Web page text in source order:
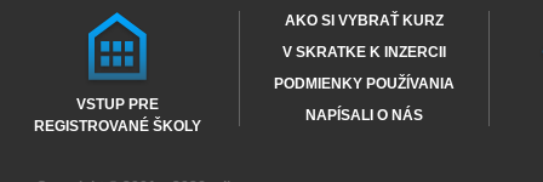
VSTUP PRE
REGISTROVANÉ ŠKOLY
AKO SI VYBRAŤ KURZ
V SKRATKE K INZERCII
PODMIENKY POUŽÍVANIA
NAPÍSALI O NÁS